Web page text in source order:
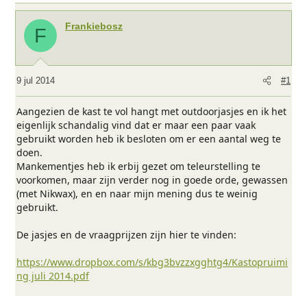
s
t
t
e
m
F Frankiebosz
9 jul 2014 #1
Aangezien de kast te vol hangt met outdoorjasjes en ik het
eigenlijk schandalig vind dat er maar een paar vaak
gebruikt worden heb ik besloten om er een aantal weg te
doen.
Mankementjes heb ik erbij gezet om teleurstelling te
voorkomen, maar zijn verder nog in goede orde, gewassen
(met Nikwax), en en naar mijn mening dus te weinig
gebruikt.
De jasjes en de vraagprijzen zijn hier te vinden:
https://www.dropbox.com/s/kbg3bvzzxgghtg4/Kastopruimi
ng juli 2014.pdf